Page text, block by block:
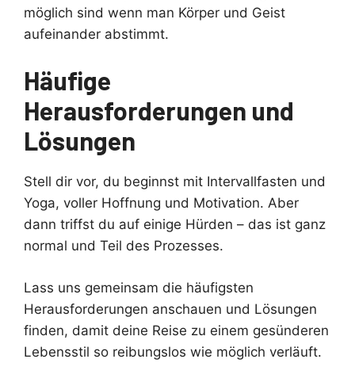
möglich sind wenn man Körper und Geist
aufeinander abstimmt.
Häufige
Herausforderungen und
Lösungen
Stell dir vor, du beginnst mit Intervallfasten und
Yoga, voller Hoffnung und Motivation. Aber
dann triffst du auf einige Hürden – das ist ganz
normal und Teil des Prozesses.
Lass uns gemeinsam die häufigsten
Herausforderungen anschauen und Lösungen
finden, damit deine Reise zu einem gesünderen
Lebensstil so reibungslos wie möglich verläuft.